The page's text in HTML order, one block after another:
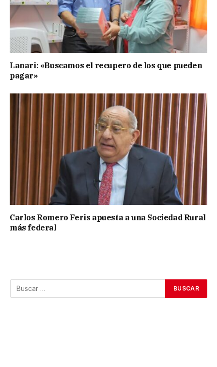
Lanari: «Buscamos el recupero de los que pueden
pagar»
Carlos Romero Feris apuesta a una Sociedad Rural
más federal